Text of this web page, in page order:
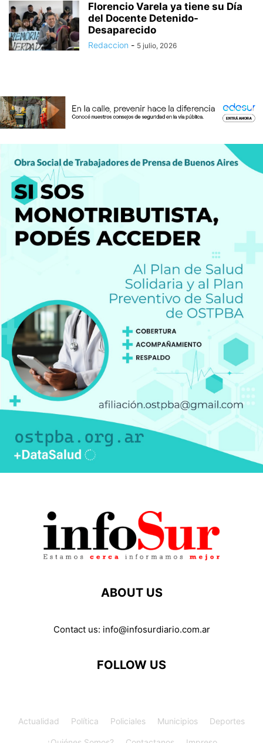
Florencio Varela ya tiene su Día
del Docente Detenido-
Desaparecido
Redaccion - 5 julio, 2026
ABOUT US
Contact us: info@infosurdiario.com.ar
FOLLOW US
Actualidad Política Policiales Municipios Deportes